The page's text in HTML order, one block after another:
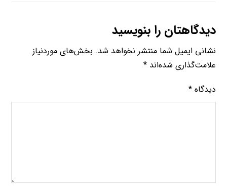
دیدگاهتان را بنویسید
نشانی ایمیل شما منتشر نخواهد شد. بخش‌های موردنیاز
علامت‌گذاری شده‌اند*
دیدگاه*